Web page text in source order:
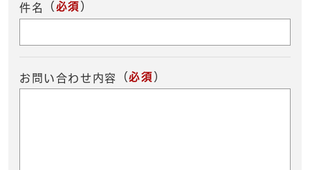
件名 （ 必須 ）
お問い合わせ内容 （必須 ）